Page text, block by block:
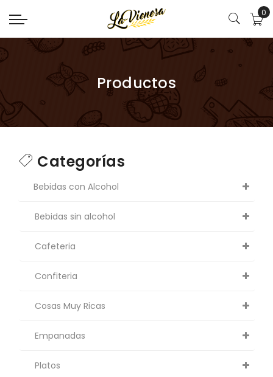
0
Productos
Categorías
Bebidas con Alcohol
Bebidas sin alcohol
Cafeteria
Confiteria
Cosas Muy Ricas
Empanadas
Platos